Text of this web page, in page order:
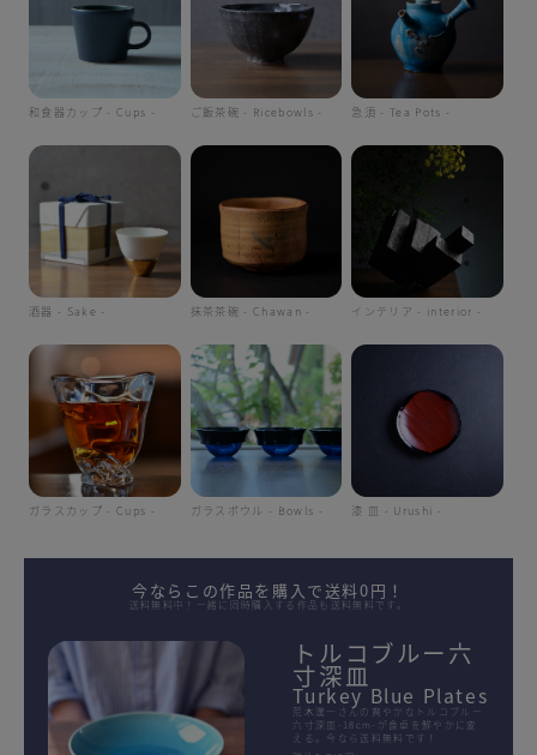
和食器カップ - Cups - ご飯茶碗 - Ricebowls - 急須 - Tea Pots -
酒器 - Sake - 抹茶茶碗 - Chawan - インテリア - interior -
ガラスカップ - Cups - ガラスボウル - Bowls - 漆 皿 - Urushi -
今ならこの作品を購入で送料0円！
送料無料中！一緒に同時購入する作品も送料無料です。
トルコブルー六
寸深皿
Turkey Blue Plates
荒木漢一さんの爽やかなトルコブルー
六寸深皿-18cm-が食卓を鮮やかに変
える。今なら送料無料です！